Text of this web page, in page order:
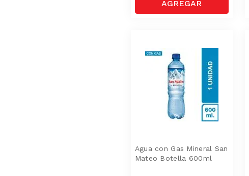
Agua con Gas Mineral San
Mateo Botella 600ml